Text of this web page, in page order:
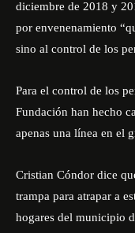
diciembre de 2018 y
por envenenamiento
sino al control de los
Para el control de los
Fundación han hecho
apenas una línea en el
Cristian Cóndor dice
trampa para atrapar a
hogares del municipio